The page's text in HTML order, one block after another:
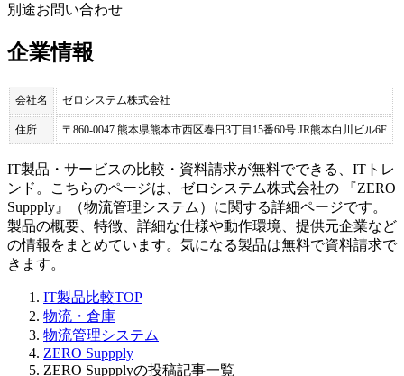
別途お問い合わせ
企業情報
会社名 ゼロシステム株式会社
住所 〒860-0047 熊本県熊本市西区春日3丁目15番60号 JR熊本白川ビル6F
IT製品・サービスの比較・資料請求が無料でできる、ITトレ
ンド。こちらのページは、 ゼロシステム株式会社の 『ZERO
Suppply 』（物流管理システム ）に関する詳細ページです。
製品の概要、特徴、詳細な仕様や動作環境、提供元企業など
の情報をまとめています。気になる製品は無料で資料請求で
きます。
IT製品比較TOP
物流・倉庫
物流管理システム
ZERO Suppply
ZERO Suppplyの投稿記事一覧